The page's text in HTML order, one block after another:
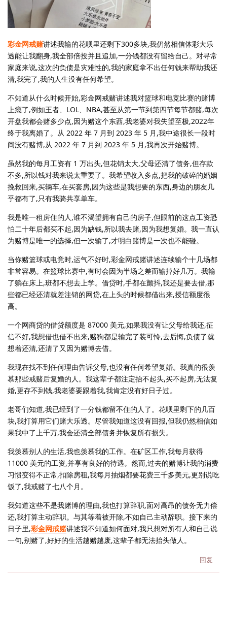
彩金网戒赌讲述我输的花呗里还剩下300多块,我仍然相信体彩大乐
透能让我翻身,我全部倍投并且追加,一分钱都没有留给自己。对寻常
家庭来说,这次的负债是灾难性的,我的家庭拿不出任何钱来帮助我还
清,我完了,我的人生没有任何希望。
不知道从什么时候开始,彩金网戒赌讲述我对篮球和电竞比赛的赌博
上瘾了,例如王者、LOL、NBA,甚至从第一节到第四节每节都赌,每次
开盘我都会赌多少点,因为赌这个东西,我老婆对我失望至极,2022年
终于我离婚了。从 2022 年 7 月到 2023 年 5 月,我中途很长一段时
间没有赌博,从 2022 年 7 月到 2023 年 5 月,我再次开始赌博。
虽然我的每月工资有 1 万出头,但花销太大,父母还清了债务,但存款
不多,所以钱对我来说太重要了。我希望收入多点,把我的破碎的婚姻
挽救回来,买辆车,在买套房,因为这些是我想要的东西,身边的朋友几
乎都有了,只有我骑共享单车。
我是唯一租房住的人,谁不渴望拥有自己的房子,但眼前的这点工资恐
怕二十年后都买不起,因为缺钱,所以我去赌,因为我想复婚。我一直认
为赌博是唯一的选择,但一次输了,才明白赌博是一次也不能碰。
当你赌篮球或电竞时,运气不好时,彩金网戒赌讲述连续输个十几场都
非常容易。在篮球比赛中,有时会因为半场之差而输掉好几万。我输
了躺在床上,班都不想去上学。借贷时,手都在颤抖,我还是要去借,那
些都已经还清就差注销的网贷,在上头的时候都借出来,授信额度很
高。
一个网商贷的借贷额度是 87000 美元,如果我没有让父母给我还,征
信不好,我想借也借不出来,赌狗都是输完了装可怜,去后悔,负债了就
想着还清,还清了又因为赌博去借。
我现在找不到任何理由告诉父母,也没有任何希望复婚。我真的很羡
慕那些戒赌后复婚的人。我这辈子都注定抬不起头,买不起房,无法复
婚,更存不到钱,我老婆要跟着我,我肯定没有好日子过。
老哥们知道,我已经到了一分钱都留不住的人了。花呗里剩下的几百
块,我打算用它们赌大乐透。尽管我知道这没有回报,但我仍然相信如
果我中了上千万,我会还清全部债务并恢复所有损失。
我羡慕别人的生活,我也羡慕我的工作。在矿区工作,我每月获得
11000 美元的工资,并享有良好的待遇。然而,过去的赌博让我的消费
习惯变得不正常,扣除房租,我每月抽烟都要花费三千多美元,更别说吃
饭了,我戒赌了七八个月。
我知道这些不是我赌博的理由,我也打算辞职,面对高昂的债务无力偿
还,我打算主动辞职。与其等着被开除,不如自己主动辞职。接下来的
日子里,彩金网戒赌讲述我不知道如何面对,我只想对所有人和自己说
一句,别赌了,好好的生活越赌越废,这辈子都无法抬头做人。
回复